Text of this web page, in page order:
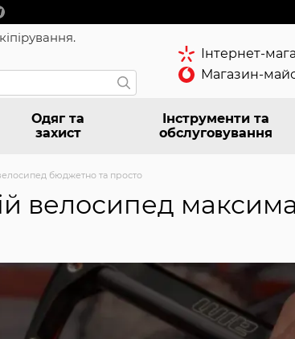
Інтернет-
Магазин-
Одяг та
захист
Інструменти та
обслуговування
бюджетно та просто
велосипед